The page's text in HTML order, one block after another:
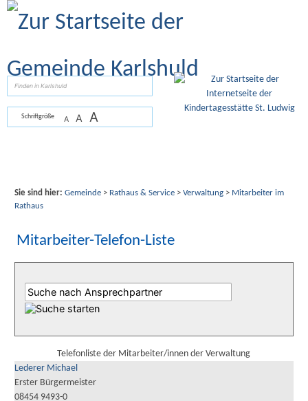
Zum Inhalt
Schriftgröße A A A
Sie sind hier: Gemeinde> Rathaus & Service> Verwaltung> Mitarbeiter im
Rathaus
Mitarbeiter-Telefon-Liste
Telefonliste der Mitarbeiter/innen der Verwaltung
Lederer Michael
Erster Bürgermeister
08454 9493-0